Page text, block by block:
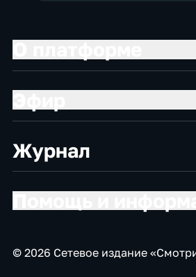
Журнал
© 2026 Сетевое издание